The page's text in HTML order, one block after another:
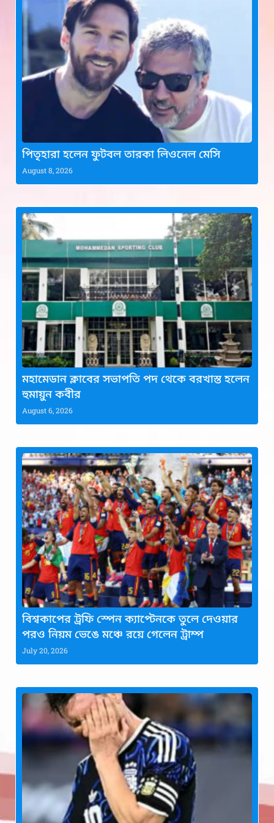
পিতৃহারা হলেন ফুটবল তারকা লিওনেল মেসি
August 8, 2026
মহামেডান ক্লাবের সভাপতি পদ থেকে বরখাস্ত হলেন
হুমায়ুন কবীর
August 6, 2026
বিশ্বকাপের ট্রফি স্পেন ক্যাপ্টেনকে তুলে দেওয়ার
পরও নিয়ম ভেঙে মঞ্চে রয়ে গেলেন ট্রাম্প
July 20, 2026